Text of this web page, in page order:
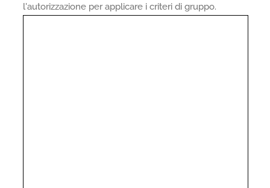
l'autorizzazione per applicare i criteri di gruppo.